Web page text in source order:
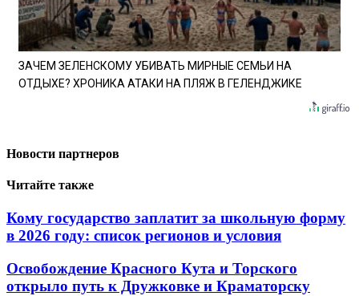
ЗАЧЕМ ЗЕЛЕНСКОМУ УБИВАТЬ МИРНЫЕ СЕМЬИ НА
ОТДЫХЕ? ХРОНИКА АТАКИ НА ПЛЯЖ В ГЕЛЕНДЖИКЕ
Новости партнеров
Читайте также
Кому государство заплатит за школьную форму
в 2026 году: список регионов и условия
Освобождение Красного Кута и Торского
открыло путь к Дружковке и Краматорску